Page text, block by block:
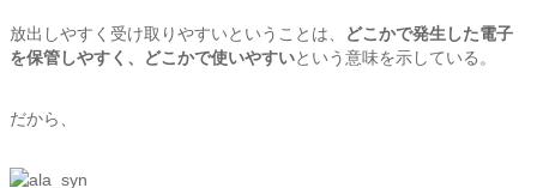
放出しやすく受け取りやすいということは、
どこかで発生した電子
を保管しやすく、どこかで使いやすいという意味を示している。
だから、